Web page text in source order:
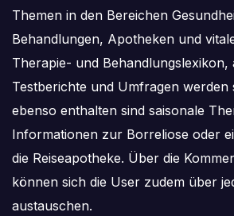
Themen in den Bereichen
Behandlungen, Apotheken und
Therapie- und Behandlungslexikon,
Testberichte und Umfragen werden
ebenso enthalten sind saisonale
Informationen zur Borreliose oder
die Reiseapotheke. Über die
können sich die User zudem über
austauschen.